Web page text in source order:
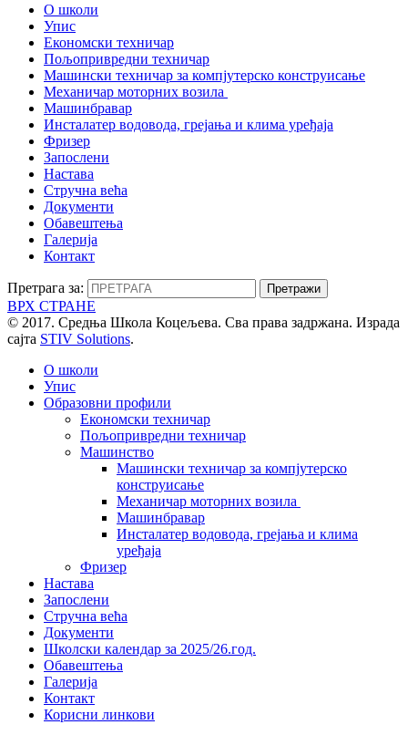
О школи
Упис
Економски техничар
Пољопривредни техничар
Машински техничар за компјутерско конструисање
Механичар моторних возила
Машинбравар
Инсталатер водовода, грејања и клима уређаја
Фризер
Запослени
Настава
Стручна већа
Документи
Обавештења
Галерија
Контакт
Претрага за:
ВРХ СТРАНЕ
© 2017. Средња Школа Коцељева. Сва права задржана. Израда
сајта STIV Solutions.
О школи
Упис
Образовни профили
Економски техничар
Пољопривредни техничар
Машинство
Машински техничар за компјутерско
конструисање
Механичар моторних возила
Машинбравар
Инсталатер водовода, грејања и клима
уређаја
Фризер
Настава
Запослени
Стручна већа
Документи
Школски календар за 2025/26.год.
Обавештења
Галерија
Контакт
Корисни линкови